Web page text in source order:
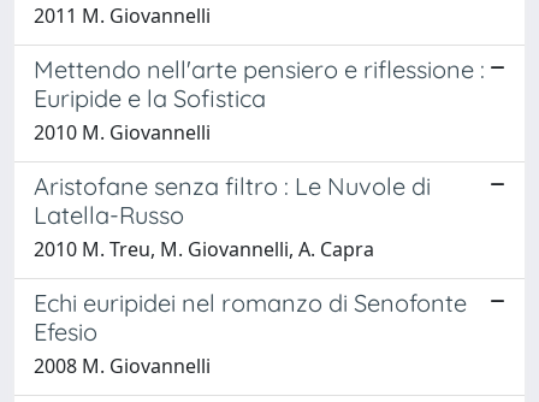
2011 M. Giovannelli
Mettendo nell'arte pensiero e riflessione :
Euripide e la Sofistica
2010 M. Giovannelli
Aristofane senza filtro : Le Nuvole di
Latella-Russo
2010 M. Treu, M. Giovannelli, A. Capra
Echi euripidei nel romanzo di Senofonte
Efesio
2008 M. Giovannelli